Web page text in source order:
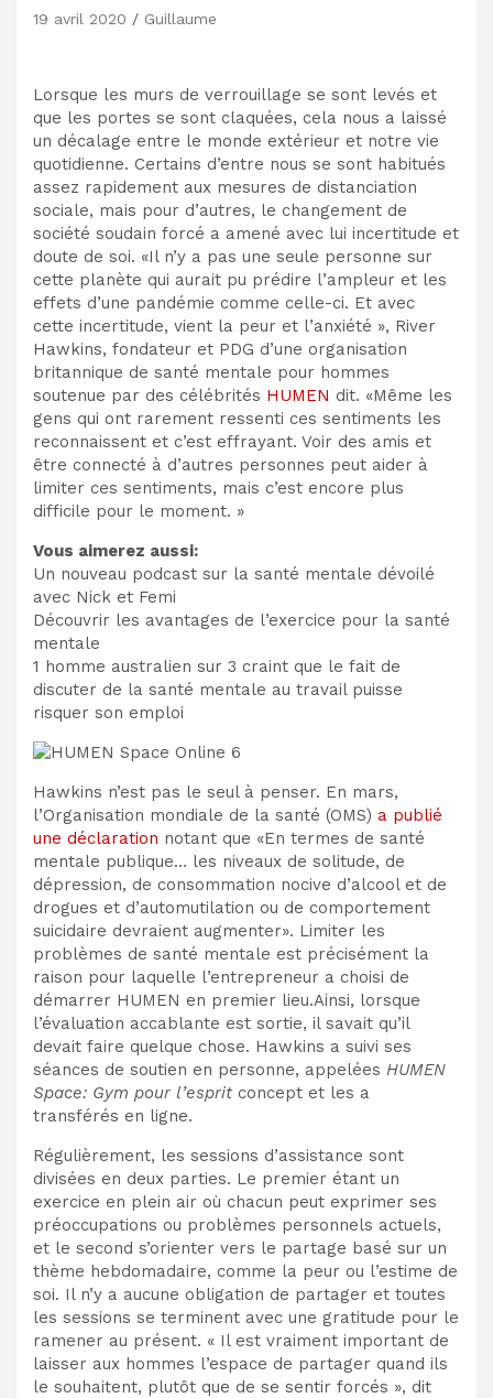
19 avril 2020 Guillaume
Lorsque les murs de verrouillage se sont levés et
que les portes se sont claquées, cela nous a laissé
un décalage entre le monde extérieur et notre vie
quotidienne. Certains d’entre nous se sont habitués
assez rapidement aux mesures de distanciation
sociale, mais pour d’autres, le changement de
société soudain forcé a amené avec lui incertitude et
doute de soi. «Il n’y a pas une seule personne sur
cette planète qui aurait pu prédire l’ampleur et les
effets d’une pandémie comme celle-ci. Et avec
cette incertitude, vient la peur et l’anxiété », River
Hawkins, fondateur et PDG d’une organisation
britannique de santé mentale pour hommes
soutenue par des célébrités HUMEN dit. «Même les
gens qui ont rarement ressenti ces sentiments les
reconnaissent et c’est effrayant. Voir des amis et
être connecté à d’autres personnes peut aider à
limiter ces sentiments, mais c’est encore plus
difficile pour le moment. »
Vous aimerez aussi:
Un nouveau podcast sur la santé mentale dévoilé
avec Nick et Femi
Découvrir les avantages de l’exercice pour la santé
mentale
1 homme australien sur 3 craint que le fait de
discuter de la santé mentale au travail puisse
risquer son emploi
Hawkins n’est pas le seul à penser. En mars,
l’Organisation mondiale de la santé (OMS) a publié
une déclaration notant que «En termes de santé
mentale publique… les niveaux de solitude, de
dépression, de consommation nocive d’alcool et de
drogues et d’automutilation ou de comportement
suicidaire devraient augmenter». Limiter les
problèmes de santé mentale est précisément la
raison pour laquelle l’entrepreneur a choisi de
démarrer HUMEN en premier lieu.Ainsi, lorsque
l’évaluation accablante est sortie, il savait qu’il
devait faire quelque chose. Hawkins a suivi ses
séances de soutien en personne, appelées HUMEN
Space: Gym pour l’espritconcept et les a
transférés en ligne.
Régulièrement, les sessions d’assistance sont
divisées en deux parties. Le premier étant un
exercice en plein air où chacun peut exprimer ses
préoccupations ou problèmes personnels actuels,
et le second s’orienter vers le partage basé sur un
thème hebdomadaire, comme la peur ou l’estime de
soi. Il n’y a aucune obligation de partager et toutes
les sessions se terminent avec une gratitude pour le
ramener au présent. « Il est vraiment important de
laisser aux hommes l’espace de partager quand ils
le souhaitent, plutôt que de se sentir forcés », dit